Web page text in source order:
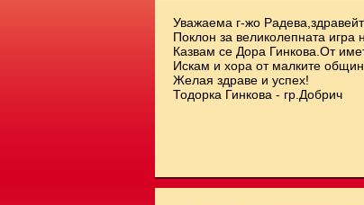
Уважаема г-жо
Поклон за великолепната игра
Казвам се Дора Гинкова.От
Искам и хора от малките
Желая здраве и успех!
Тодорка Гинкова - гр.Добрич